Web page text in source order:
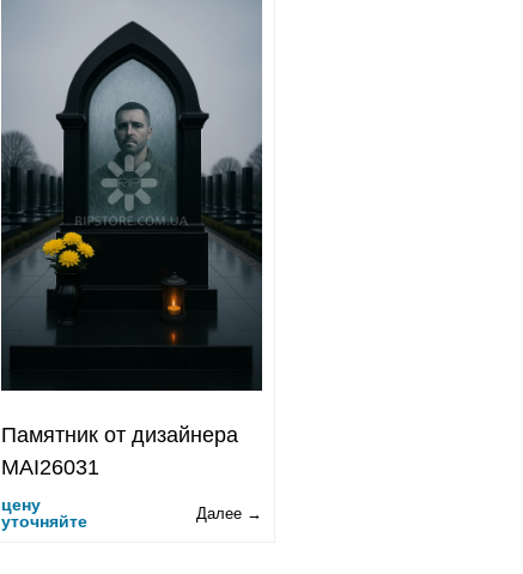
Памятник от дизайнера
MAI26031
цену
уточняйте
Далее →